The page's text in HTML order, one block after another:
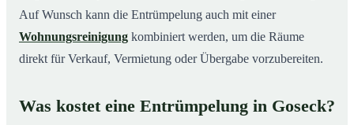
Auf Wunsch kann die Entrümpelung auch mit einer
Wohnungsreinigung kombiniert werden, um die Räume
direkt für Verkauf, Vermietung oder Übergabe vorzubereiten.
Was kostet eine Entrümpelung in Goseck?